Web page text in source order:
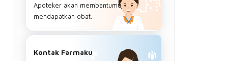
Apoteker akan membantumu
mendapatkan obat.
Kontak Farmaku